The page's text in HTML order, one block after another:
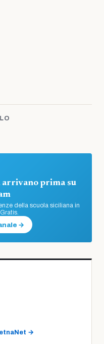
arrivano prima su
della scuola siciliana in
→
→